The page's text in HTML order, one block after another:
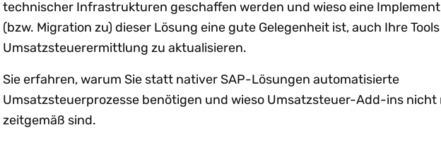
technischer Infrastrukturen geschaffen werden und wieso eine
(bzw. Migration zu) dieser Lösung eine gute Gelegenheit ist, auch Ihre
Umsatzsteuerermittlung zu aktualisieren.
Sie erfahren, warum Sie statt nativer SAP-Lösungen automatisierte
Umsatzsteuerprozesse benötigen und wieso Umsatzsteuer-Add-ins nicht
zeitgemäß sind.